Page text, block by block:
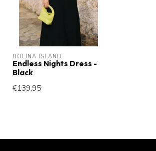
BOLINA ISLAND
Endless Nights Dress -
Black
€139,95